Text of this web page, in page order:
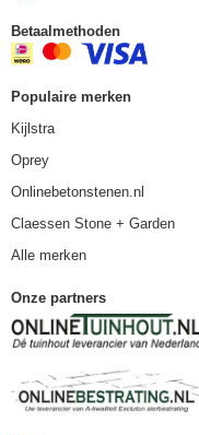
Betaalmethoden
Populaire merken
Kijlstra
Oprey
Onlinebetonstenen.nl
Claessen Stone + Garden
Alle merken
Onze partners